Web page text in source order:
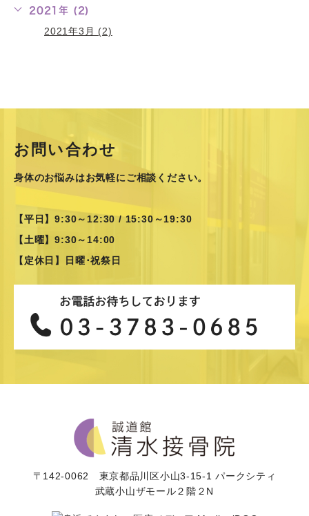
2021年 (2)
2021年3月 (2)
お問い合わせ
身体のお悩みはお気軽にご相談ください。
【平日】9:30～12:30 / 15:30～19:30
【土曜】9:30～14:00
【定休日】日曜･祝祭日
〒142-0062 東京都品川区小山3-15-1 パークシティ
武蔵小山ザモール２階２N